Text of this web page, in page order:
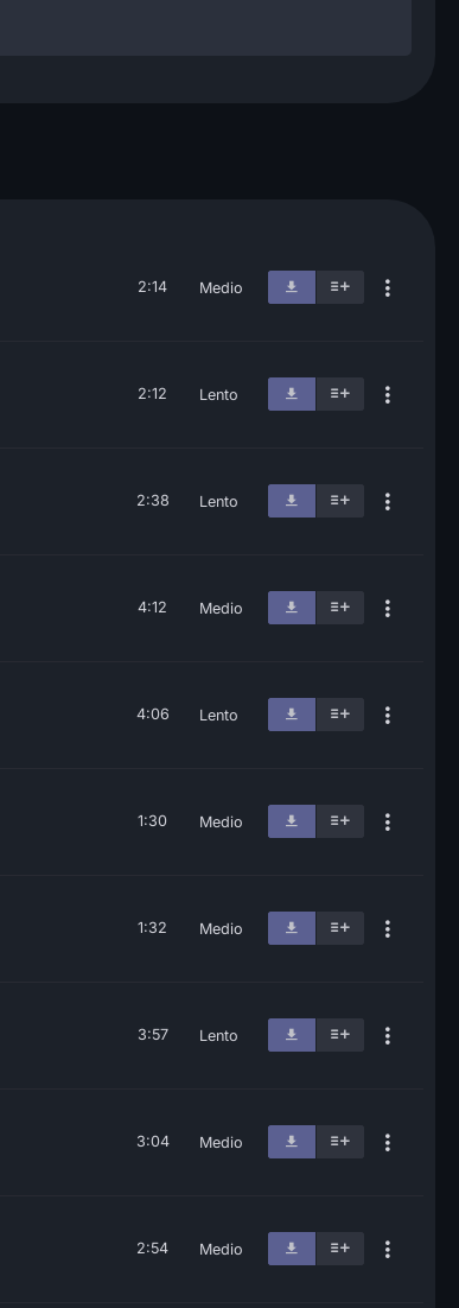
2:14 Medio
2:12 Lento
2:38 Lento
4:12 Medio
4:06 Lento
1:30 Medio
1:32 Medio
3:57 Lento
3:04 Medio
2:54 Medio